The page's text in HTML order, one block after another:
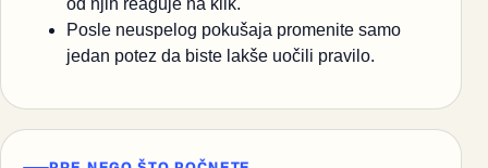
Posle neuspelog pokušaja promenite samo
jedan potez da biste lakše uočili pravilo.